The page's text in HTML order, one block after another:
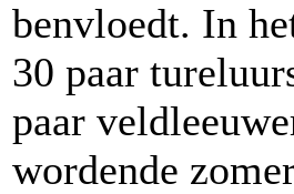
benvloedt. In
30 paar
paar
wordende